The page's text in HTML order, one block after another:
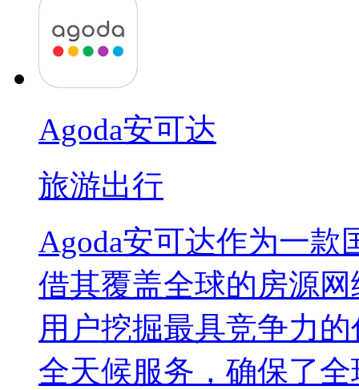
Agoda安可达
旅游出行
Agoda安可达作为一
借其覆盖全球的房源
用户挖掘最具竞争力
全天候服务，确保了